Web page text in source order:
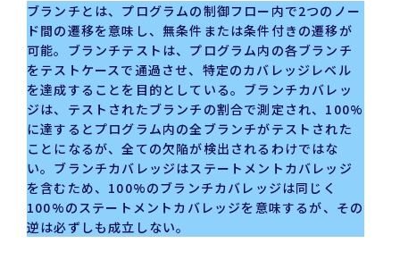
ブランチとは、プログラムの制御フロー内で2つのノー
ド間の遷移を意味し、無条件または条件付きの遷移が
可能。ブランチテストは、プログラム内の各ブランチ
をテストケースで通過させ、特定のカバレッジレベル
を達成することを目的としている。ブランチカバレッ
ジは、テストされたブランチの割合で測定され、100%
に達するとプログラム内の全ブランチがテストされた
ことになるが、全ての欠陥が検出されるわけではな
い。ブランチカバレッジはステートメントカバレッジ
を含むため、100%のブランチカバレッジは同じく
100%のステートメントカバレッジを意味するが、その
逆は必ずしも成立しない。